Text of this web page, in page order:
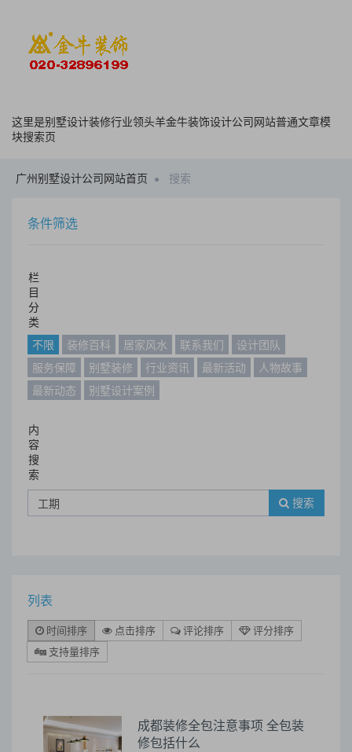
这里是别墅设计装修行业领头羊金牛装饰设计公司网站普通文章模
块搜索页
广州别墅设计公司网站首页 搜索
条件筛选
栏
目
分
类
不限
装修百科 居家风水 联系我们
设计团队
服务保障
别墅装修 行业资讯 最新活动
人物故事
最新动态
别墅设计案例
内
容
搜
索
搜索
列表
时间排序 点击排序 评论排序
评分排序
支持量排序
成都装修全包注意事项 全包装
修包括什么